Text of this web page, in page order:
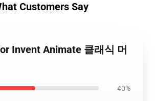
Customers Say
Invent Animate 클래식 머
40%